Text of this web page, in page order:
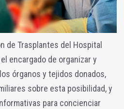
de Trasplantes del Hospital
encargado de organizar y
órganos y tejidos donados,
sobre esta posibilidad, y
para concienciar